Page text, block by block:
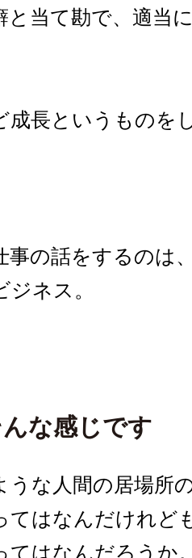
と当て勘で、適当
成長というものを
事の話をするのは
ネス。
な感じです
うな人間の居場所
てはなんだけれど
てはなんだろうか